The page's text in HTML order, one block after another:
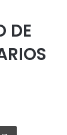
DE
Imprimir